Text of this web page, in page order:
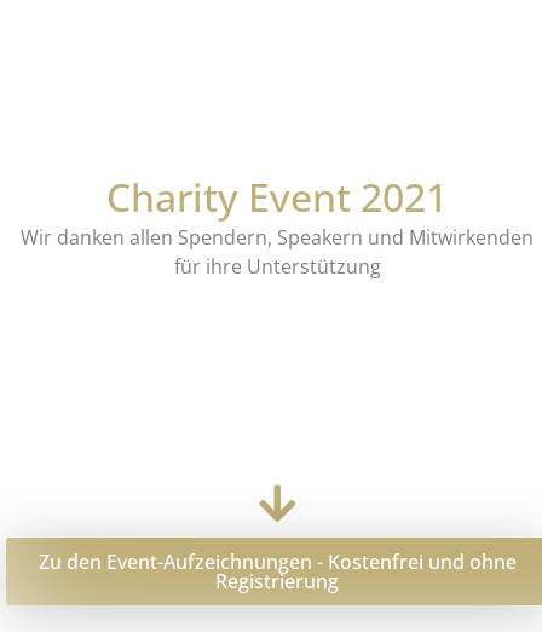
Charity Event 2021
Wir danken allen Spendern, Speakern und Mitwirkenden
für ihre Unterstützung
Zu den Event-Aufzeichnungen - Kostenfrei und ohne
Registrierung